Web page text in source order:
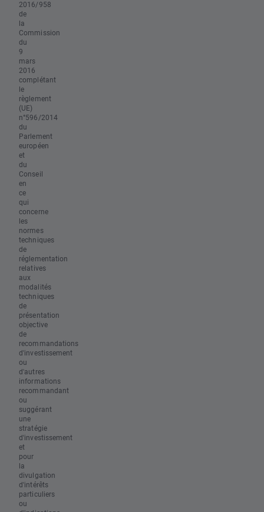
2016/958
de
la
Commission
du
9
mars
2016
complétant
le
règlement
(UE)
n°596/2014
du
Parlement
européen
et
du
Conseil
en
ce
qui
concerne
les
normes
techniques
de
réglementation
relatives
aux
modalités
techniques
de
présentation
objective
de
recommandations
d'investissement
ou
d'autres
informations
recommandant
ou
suggérant
une
stratégie
d'investissement
et
pour
la
divulgation
d'intérêts
particuliers
ou